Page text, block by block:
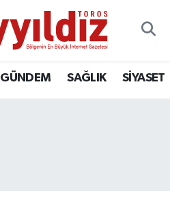
GÜNDEM SAĞLIK SİYASET